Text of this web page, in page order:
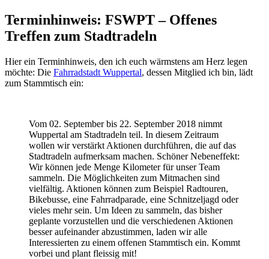
Terminhinweis: FSWPT – Offenes
Treffen zum Stadtradeln
Hier ein Terminhinweis, den ich euch wärmstens am Herz legen
möchte: Die Fahrradstadt Wuppertal, dessen Mitglied ich bin, lädt
zum Stammtisch ein:
Vom 02. September bis 22. September 2018 nimmt
Wuppertal am Stadtradeln teil. In diesem Zeitraum
wollen wir verstärkt Aktionen durchführen, die auf das
Stadtradeln aufmerksam machen. Schöner Nebeneffekt:
Wir können jede Menge Kilometer für unser Team
sammeln. Die Möglichkeiten zum Mitmachen sind
vielfältig. Aktionen können zum Beispiel Radtouren,
Bikebusse, eine Fahrradparade, eine Schnitzeljagd oder
vieles mehr sein. Um Ideen zu sammeln, das bisher
geplante vorzustellen und die verschiedenen Aktionen
besser aufeinander abzustimmen, laden wir alle
Interessierten zu einem offenen Stammtisch ein. Kommt
vorbei und plant fleissig mit!